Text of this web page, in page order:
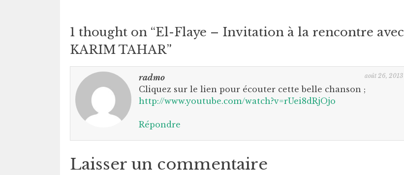
1 thought on “El-Flaye – Invitation à la rencontre avec
KARIM TAHAR”
radmo août 26, 2013
Cliquez sur le lien pour écouter cette belle chanson ;
http://www.youtube.com/watch?v=rUei8dRjOjo
Répondre
Laisser un commentaire